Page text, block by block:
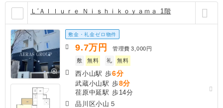
Ｌ′Ａｌｌｕｒｅ Ｎｉｓｈｉｋｏｙａｍａ 1階
敷金・礼金ゼロ物件
9.7万円 管理費 3,000円
敷
無料 礼 無料
西小山駅 歩6分
武蔵小山駅 歩8分
荏原中延駅 歩14分
品川区小山５